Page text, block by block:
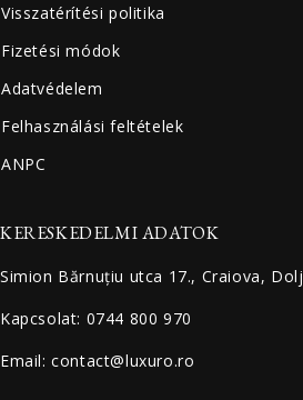
Visszatérítési politika
Fizetési módok
Adatvédelem
Felhasználási feltételek
ANPC
KERESKEDELMI ADATOK
Simion Bărnuțiu utca 17., Craiova, Dolj
Kapcsolat: 0744 800 970
Email: contact@luxuro.ro